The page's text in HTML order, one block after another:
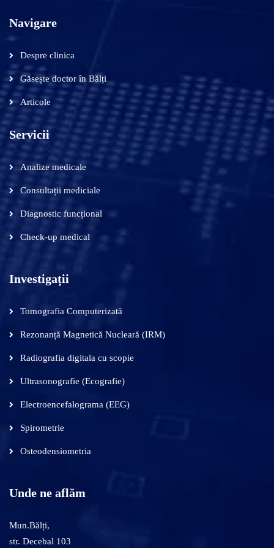
Navigare
Despre clinica
Găsește doctor în Bălți
Articole
Servicii
Analize medicale
Consultații mediciale
Diagnostic funcțional
Check-up medical
Investigații
Tomografia Computerizată
Rezonanță Magnetică Nucleară (IRM)
Radiografia digitala cu scopie
Ultrasonografie (Ecografie)
Electroencefalograma (EEG)
Spirometrie
Osteodensiometria
Unde ne aflăm
Mun.Bălți,
str. Decebal 103